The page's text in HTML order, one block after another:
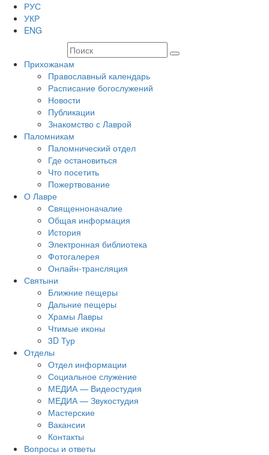
РУС
УКР
ENG
Прихожанам
Православный календарь
Расписание богослужений
Новости
Публикации
Знакомство с Лаврой
Паломникам
Паломнический отдел
Где остановиться
Что посетить
Пожертвование
О Лавре
Священноначалие
Общая информация
История
Электронная библиотека
Фотогалерея
Онлайн-трансляция
Святыни
Ближние пещеры
Дальние пещеры
Храмы Лавры
Чтимые иконы
3D Тур
Отделы
Отдел информации
Социальное служение
МЕДИА — Видеостудия
МЕДИА — Звукостудия
Мастерские
Вакансии
Контакты
Вопросы и ответы